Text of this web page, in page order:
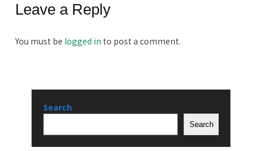
Leave a Reply
You must be logged in to post a comment.
Search
Search